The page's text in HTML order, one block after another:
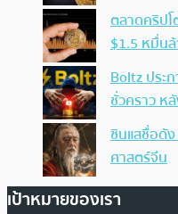
ตลาดคริปโ
$1.5 หมื่น
Boltz ประ
ชั่วคราว ห
ซินแสชื่อดัง
ศาสตร์จีน
เป้าหมายของเรา